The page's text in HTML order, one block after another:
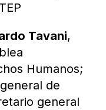
Tavani,
Humanos;
de
general